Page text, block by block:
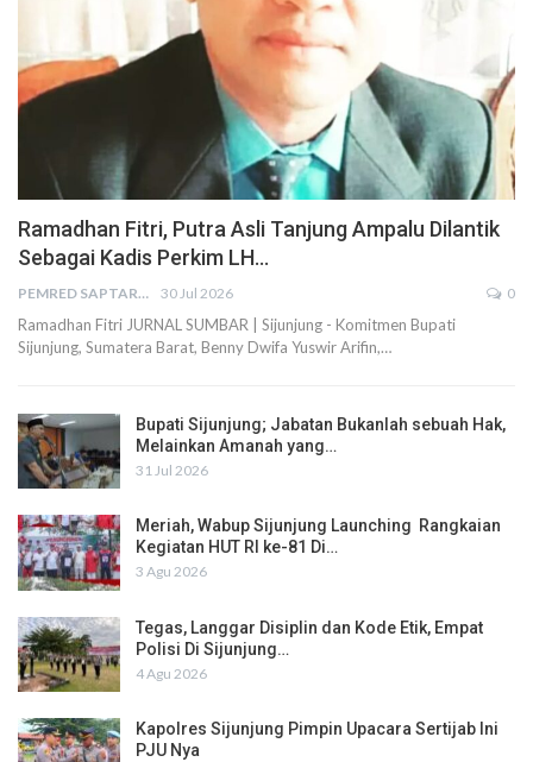
Ramadhan Fitri, Putra Asli Tanjung Ampalu Dilantik
Sebagai Kadis Perkim LH…
PEMRED SAPTARIUS 30 Jul 2026 0
Ramadhan Fitri JURNAL SUMBAR | Sijunjung - Komitmen Bupati
Sijunjung, Sumatera Barat, Benny Dwifa Yuswir Arifin,…
Bupati Sijunjung; Jabatan Bukanlah sebuah Hak,
Melainkan Amanah yang…
31 Jul 2026
Meriah, Wabup Sijunjung Launching Rangkaian
Kegiatan HUT RI ke-81 Di…
3 Agu 2026
Tegas, Langgar Disiplin dan Kode Etik, Empat
Polisi Di Sijunjung…
4 Agu 2026
Kapolres Sijunjung Pimpin Upacara Sertijab Ini
PJU Nya